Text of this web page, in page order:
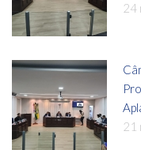
24
21